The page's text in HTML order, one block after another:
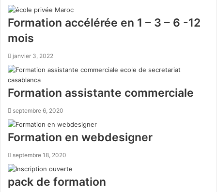
Formation accélérée en 1 – 3 – 6 -12
mois
janvier 3, 2022
Formation assistante commerciale
septembre 6, 2020
Formation en webdesigner
septembre 18, 2020
pack de formation